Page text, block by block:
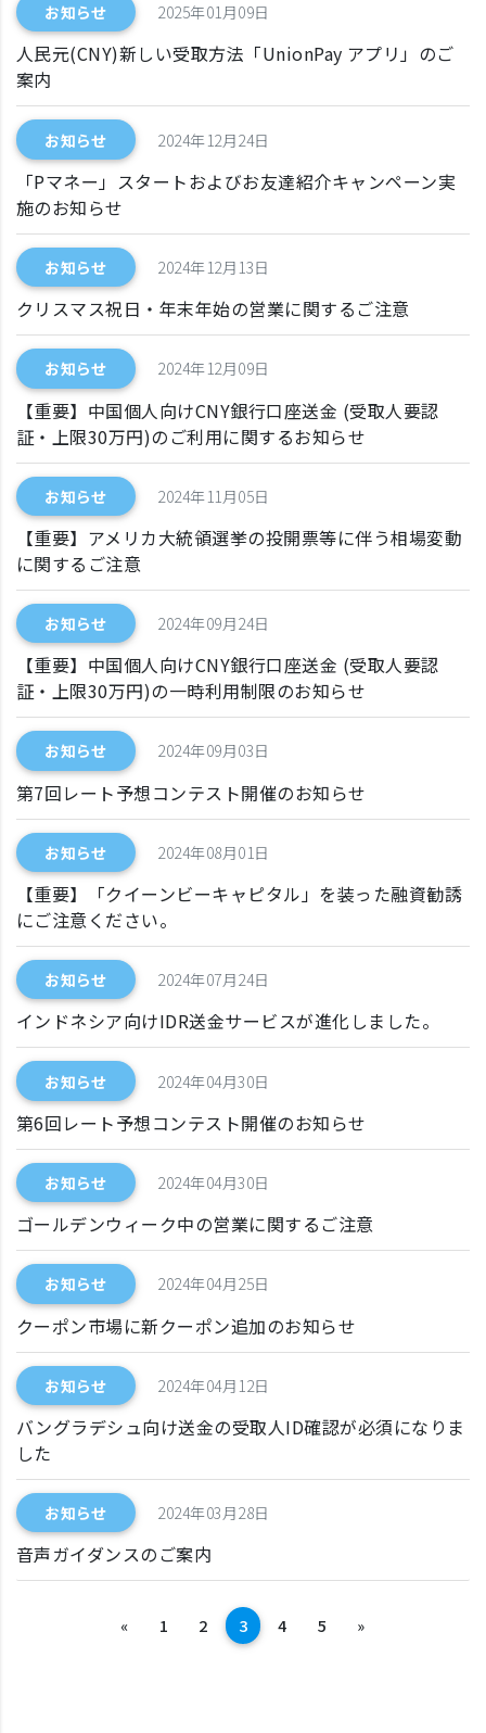
お知らせ 2025年01月09日
人民元(CNY)新しい受取方法「UnionPay アプリ」のご
案内
お知らせ 2024年12月24日
「Pマネー」スタートおよびお友達紹介キャンペーン実
施のお知らせ
お知らせ 2024年12月13日
クリスマス祝日・年末年始の営業に関するご注意
お知らせ 2024年12月09日
【重要】中国個人向けCNY銀行口座送金 (受取人要認
証・上限30万円)のご利用に関するお知らせ
お知らせ 2024年11月05日
【重要】アメリカ大統領選挙の投開票等に伴う相場変動
に関するご注意
お知らせ 2024年09月24日
【重要】中国個人向けCNY銀行口座送金 (受取人要認
証・上限30万円)の一時利用制限のお知らせ
お知らせ 2024年09月03日
第7回レート予想コンテスト開催のお知らせ
お知らせ 2024年08月01日
【重要】「クイーンビーキャピタル」を装った融資勧誘
にご注意ください。
お知らせ 2024年07月24日
インドネシア向けIDR送金サービスが進化しました。
お知らせ 2024年04月30日
第6回レート予想コンテスト開催のお知らせ
お知らせ 2024年04月30日
ゴールデンウィーク中の営業に関するご注意
お知らせ 2024年04月25日
クーポン市場に新クーポン追加のお知らせ
お知らせ 2024年04月12日
バングラデシュ向け送金の受取人ID確認が必須になりま
した
お知らせ 2024年03月28日
音声ガイダンスのご案内
«前へ 1 2 3 4 5 »次へ